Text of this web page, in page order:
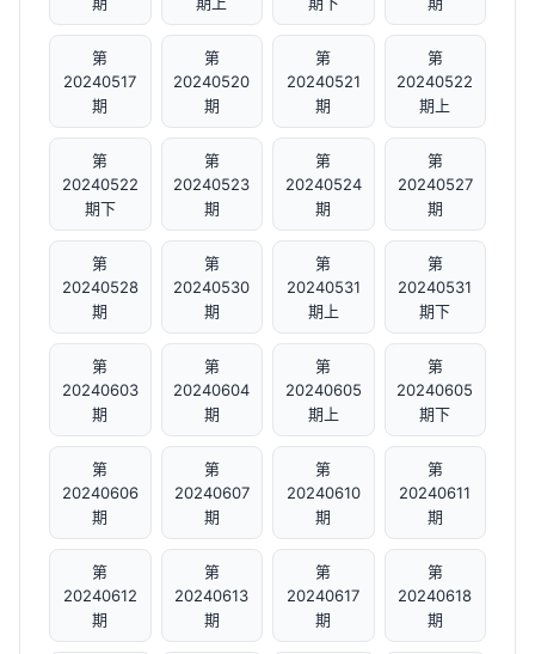
第
20240517
期
第
20240520
期
第
20240521
期
第
20240522
期上
第
20240522
期下
第
20240523
期
第
20240524
期
第
20240527
期
第
20240528
期
第
20240530
期
第
20240531
期上
第
20240531
期下
第
20240603
期
第
20240604
期
第
20240605
期上
第
20240605
期下
第
20240606
期
第
20240607
期
第
20240610
期
第
20240611
期
第
20240612
期
第
20240613
期
第
20240617
期
第
20240618
期